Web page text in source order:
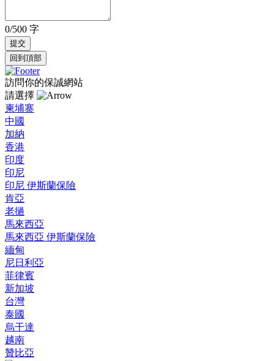
0/500 字
回到頂部
訪問你的保誠網站
請選擇
柬埔寨
中國
加納
香港
印度
印尼
印尼 伊斯蘭保險
肯亞
老撾
馬來西亞
馬來西亞 伊斯蘭保險
緬甸
尼日利亞
菲律賓
新加坡
台灣
泰國
烏干達
越南
贊比亞